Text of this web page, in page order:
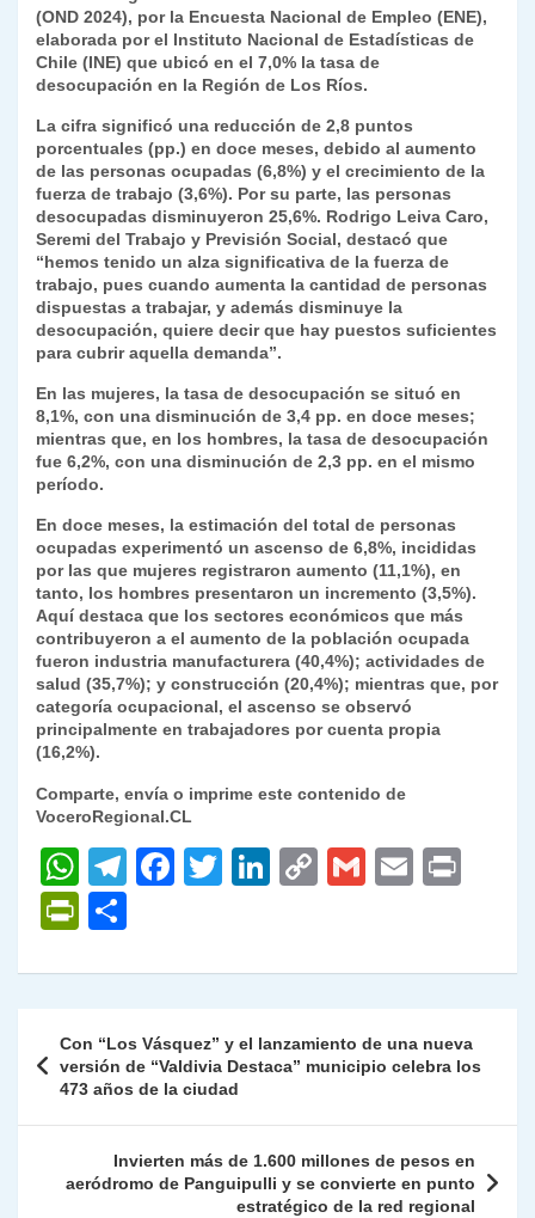
(OND 2024), por la Encuesta Nacional de Empleo (ENE),
elaborada por el Instituto Nacional de Estadísticas de
Chile (INE) que ubicó en el 7,0% la tasa de
desocupación en la Región de Los Ríos.
La cifra significó una reducción de 2,8 puntos
porcentuales (pp.) en doce meses, debido al aumento
de las personas ocupadas (6,8%) y el crecimiento de la
fuerza de trabajo (3,6%). Por su parte, las personas
desocupadas disminuyeron 25,6%. Rodrigo Leiva Caro,
Seremi del Trabajo y Previsión Social, destacó que
“hemos tenido un alza significativa de la fuerza de
trabajo, pues cuando aumenta la cantidad de personas
dispuestas a trabajar, y además disminuye la
desocupación, quiere decir que hay puestos suficientes
para cubrir aquella demanda”.
En las mujeres, la tasa de desocupación se situó en
8,1%, con una disminución de 3,4 pp. en doce meses;
mientras que, en los hombres, la tasa de desocupación
fue 6,2%, con una disminución de 2,3 pp. en el mismo
período.
En doce meses, la estimación del total de personas
ocupadas experimentó un ascenso de 6,8%, incididas
por las que mujeres registraron aumento (11,1%), en
tanto, los hombres presentaron un incremento (3,5%).
Aquí destaca que los sectores económicos que más
contribuyeron a el aumento de la población ocupada
fueron industria manufacturera (40,4%); actividades de
salud (35,7%); y construcción (20,4%); mientras que, por
categoría ocupacional, el ascenso se observó
principalmente en trabajadores por cuenta propia
(16,2%).
Comparte, envía o imprime este contenido de
VoceroRegional.CL
W
h
at
s
p
p
T
gr
m
F
e
o
o
k
T
er
Li
e
n
C
y
n
G
l
E
l
P
nt
Fr
ie
n
dl
y
m
p
ar
tir
de
entradas
Con “Los Vásquez” y el lanzamiento de una nueva
versión de “Valdivia Destaca” municipio celebra los
473 años de la ciudad
Invierten más de 1.600 millones de pesos en
aeródromo de Panguipulli y se convierte en punto
estratégico de la red regional